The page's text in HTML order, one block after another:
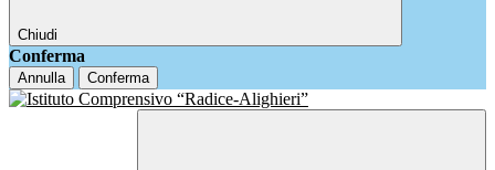
Chiudi
Conferma
Annulla Conferma